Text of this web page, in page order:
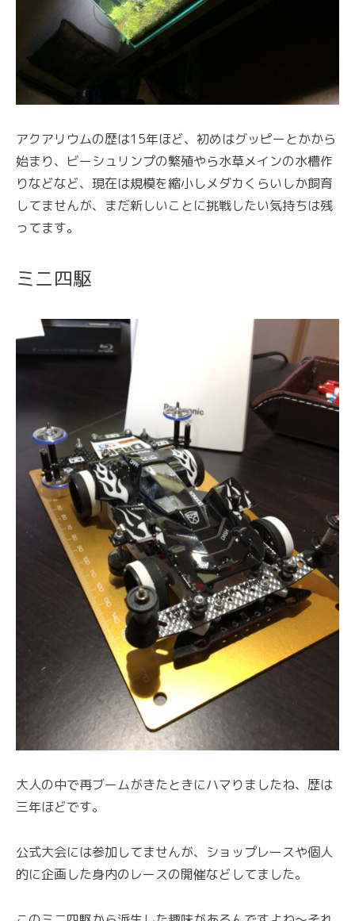
アクアリウムの歴は15年ほど、初めはグッピーとかから
始まり、ビーシュリンプの繁殖やら水草メインの水槽作
りなどなど、現在は規模を縮小しメダカくらいしか飼育
してませんが、まだ新しいことに挑戦したい気持ちは残
ってます。
ミニ四駆
大人の中で再ブームがきたときにハマりましたね、歴は
三年ほどです。
公式大会には参加してませんが、ショップレースや個人
的に企画した身内のレースの開催などしてました。